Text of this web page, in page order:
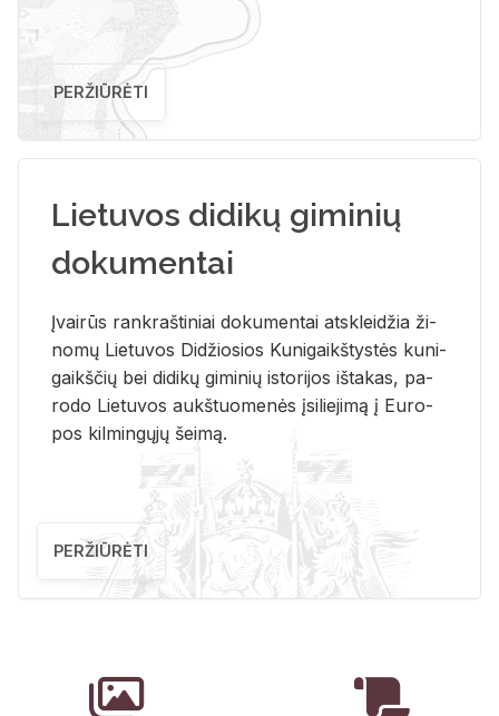
PERŽIŪRĖTI
Lietuvos didikų giminių
dokumentai
Įvai­rūs rank­raš­ti­niai do­ku­men­tai at­sklei­džia ži­
no­mų Lie­tu­vos Di­džio­sios Ku­ni­gaikš­tys­tės ku­ni­
gaikš­čių bei di­di­kų gi­mi­nių is­to­ri­jos iš­ta­kas, pa­
ro­do Lie­tu­vos aukš­tuo­me­nės įsi­lie­ji­mą į Eu­ro­
pos kil­min­gų­jų šei­mą.
PERŽIŪRĖTI